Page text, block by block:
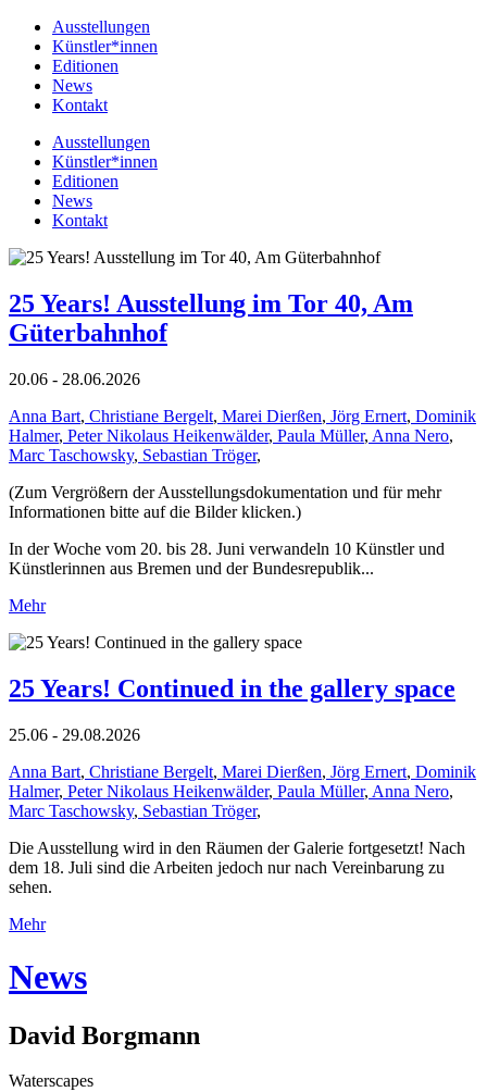
Ausstellungen
Künstler*innen
Editionen
News
Kontakt
Ausstellungen
Künstler*innen
Editionen
News
Kontakt
25 Years! Ausstellung im Tor 40, Am
Güterbahnhof
20.06 - 28.06.2026
Anna Bart, Christiane Bergelt, Marei Dierßen, Jörg Ernert, Dominik
Halmer, Peter Nikolaus Heikenwälder, Paula Müller, Anna Nero,
Marc Taschowsky, Sebastian Tröger,
(Zum Vergrößern der Ausstellungsdokumentation und für mehr
Informationen bitte auf die Bilder klicken.)
In der Woche vom 20. bis 28. Juni verwandeln 10 Künstler und
Künstlerinnen aus Bremen und der Bundesrepublik...
Mehr
25 Years! Continued in the gallery space
25.06 - 29.08.2026
Anna Bart, Christiane Bergelt, Marei Dierßen, Jörg Ernert, Dominik
Halmer, Peter Nikolaus Heikenwälder, Paula Müller, Anna Nero,
Marc Taschowsky, Sebastian Tröger,
Die Ausstellung wird in den Räumen der Galerie fortgesetzt! Nach
dem 18. Juli sind die Arbeiten jedoch nur nach Vereinbarung zu
sehen.
Mehr
News
David Borgmann
Waterscapes